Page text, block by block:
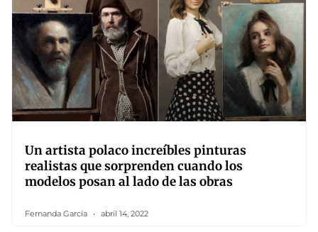
Un artista polaco increíbles pinturas
realistas que sorprenden cuando los
modelos posan al lado de las obras
Fernanda García abril 14, 2022